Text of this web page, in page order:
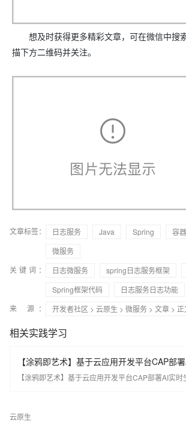
想及时获得更多精彩文章，可在微信中搜索
描下方二维码并关注。
文章标签： 日志服务 Java Spring 容器
微服务
关键词：
日志微服务 spring日志服务框架
Spring框架代码
日志服务日志功能
来 源：
开发者社区 > 云原生 > 微服务 > 文章 >
相关实践学习
【涂鸦即艺术】基于云应用开发平台CAP部
【涂鸦即艺术】基于云应用开发平台CAP部署AI实时
云原生